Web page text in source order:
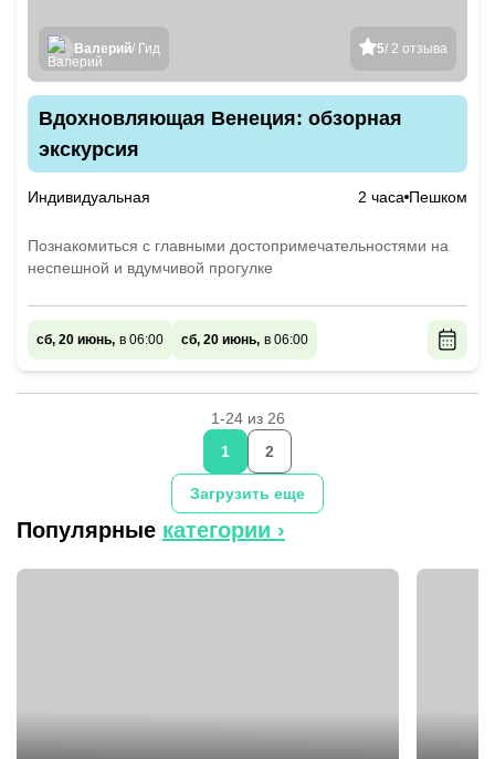
5/ 2 отзыва
Валерий/ Гид
Вдохновляющая Венеция: обзорная
экскурсия
Индивидуальная 2 часа Пешком
Познакомиться с главными достопримечательностями на
неспешной и вдумчивой прогулке
сб, 20 июнь, в 06:00 сб, 20 июнь, в 06:00
1-24 из 26
Загрузить еще
1 2
Популярные категории ›